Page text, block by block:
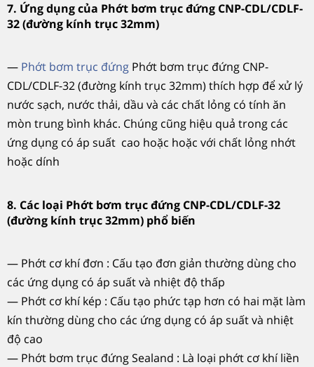
7. Ứng dụng của Phớt bơm trục đứng CNP-CDL/CDLF-
32 (đường kính trục 32mm)
— Phớt bơm trục đứng Phớt bơm trục đứng CNP-
CDL/CDLF-32 (đường kính trục 32mm) thích hợp để xử lý
nước sạch, nước thải, dầu và các chất lỏng có tính ăn
mòn trung bình khác. Chúng cũng hiệu quả trong các
ứng dụng có áp suất cao hoặc hoặc với chất lỏng nhớt
hoặc dính
8. Các loại Phớt bơm trục đứng CNP-CDL/CDLF-32
(đường kính trục 32mm) phổ biến
— Phớt cơ khí đơn : Cấu tạo đơn giản thường dùng cho
các ứng dụng có áp suất và nhiệt độ thấp
— Phớt cơ khí kép : Cấu tạo phức tạp hơn có hai mặt làm
kín thường dùng cho các ứng dụng có áp suất và nhiệt
độ cao
— Phớt bơm trục đứng Sealand : Là loại phớt cơ khí liền